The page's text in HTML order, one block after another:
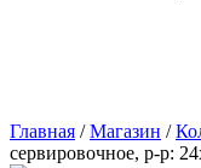
Главная /Магазин /
сервировочное, р-р: